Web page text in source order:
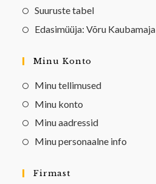
Suuruste tabel
Edasimüüja: Võru Kaubamaja
Minu Konto
Minu tellimused
Minu konto
Minu aadressid
Minu personaalne info
Firmast